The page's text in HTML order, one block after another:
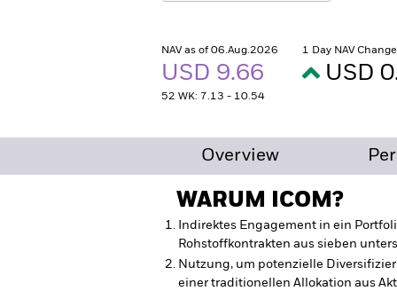
NAV as of 06.Aug.2026
USD 9.66
52 WK: 7.13 - 10.54
1 Day NAV
USD
Overview
WARUM ICOM ?
Indirektes Engagement in ein
Rohstoffkontrakten aus sieben
Nutzung, um potenzielle
einer traditionellen Allokation aus